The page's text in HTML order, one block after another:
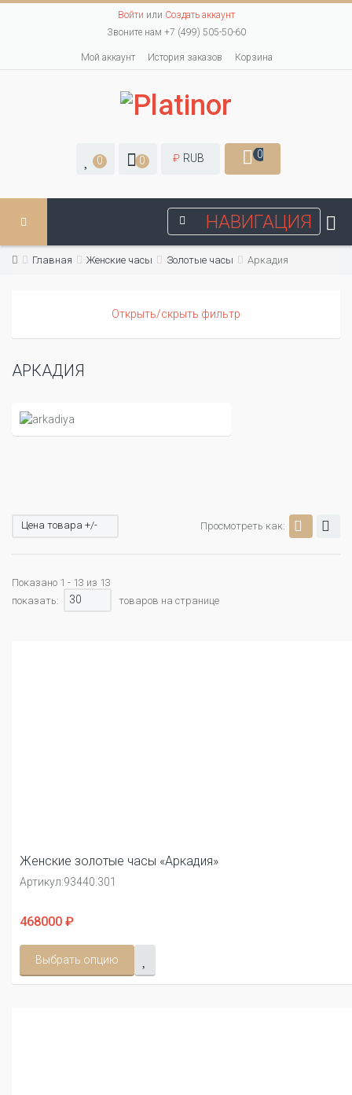
Войти или Создать аккаунт
Звоните нам +7 (499) 505-50-60
Мой аккаунт История заказов Корзина
0 0 ₽ RUB 0
НАВИГАЦИЯ
Главная Женские часы Золотые часы Аркадия
Открыть/скрыть фильтр
АРКАДИЯ
Просмотреть как:
Цена товара +/-
Показано 1 - 13 из 13
показать:
30 товаров на странице
Женские золотые часы «Аркадия»
Артикул:93440.301
468000 ₽
Выбрать опцию